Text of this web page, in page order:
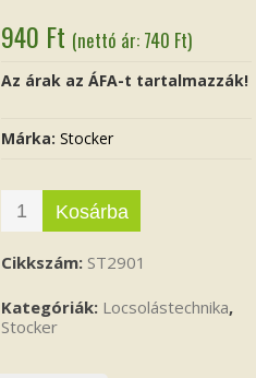
940 Ft (nettó ár: 740 Ft)
Az árak az ÁFA-t tartalmazzák!
Márka:Stocker
Kosárba
Cikkszám: ST2901
Kategóriák: Locsolástechnika,
Stocker